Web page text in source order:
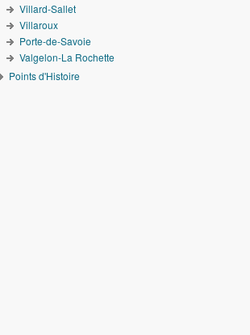
Villard-Sallet
Villaroux
Porte-de-Savoie
Valgelon-La Rochette
Points d'Histoire